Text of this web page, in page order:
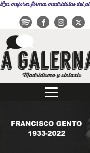
Las mejores firmas madridistas del